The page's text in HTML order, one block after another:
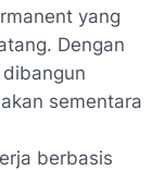
yang
Dengan
sementara
berbasis